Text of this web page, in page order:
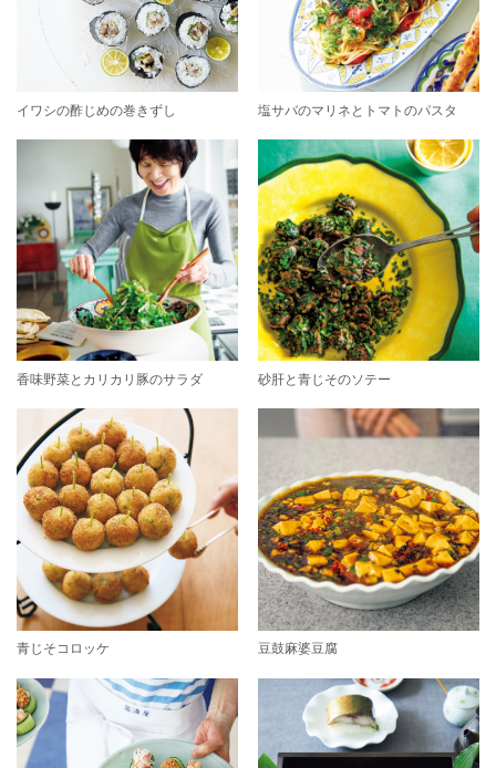
イワシの酢じめの巻きずし 塩サバのマリネとトマトのパスタ
香味野菜とカリカリ豚のサラダ 砂肝と青じそのソテー
青じそコロッケ 豆鼓麻婆豆腐